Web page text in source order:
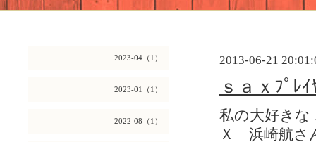
2023-04（1）
2023-01（1）
2022-08（1）
2013-06-21
ｓａｘﾌﾟ
私の大好きな
Ｘ 浜崎航さ